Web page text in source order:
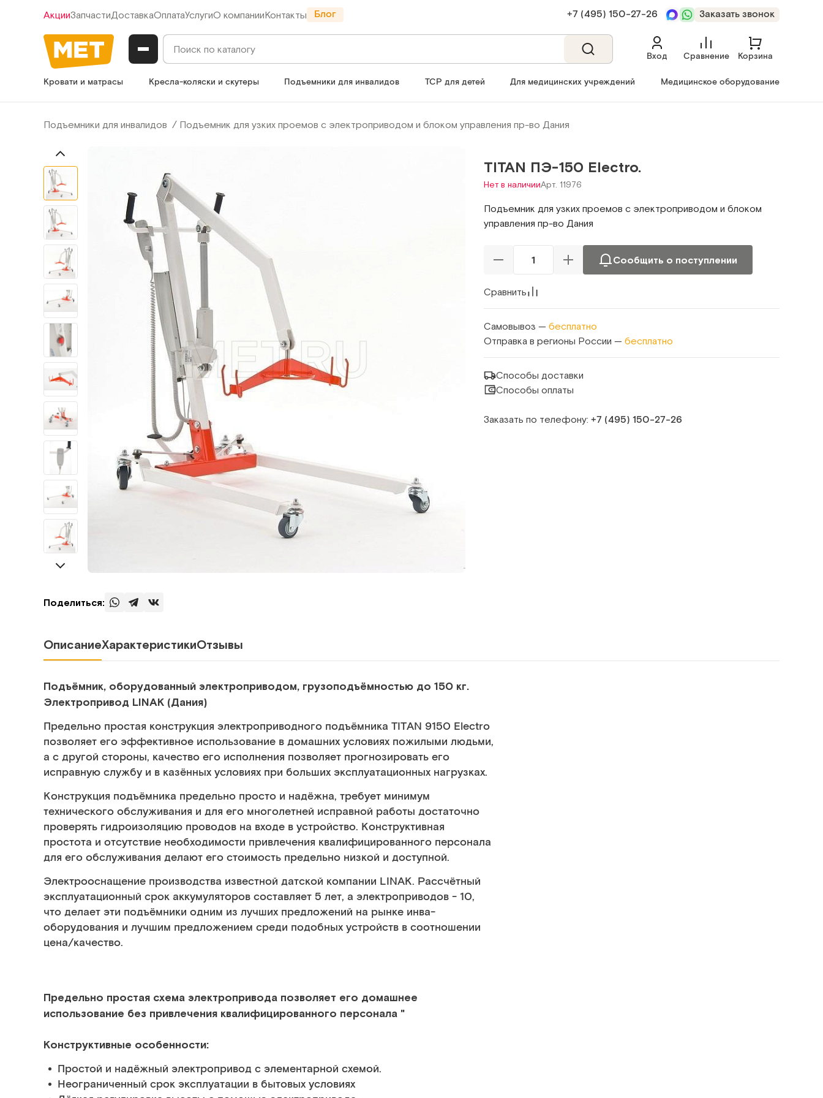
АкцииЗапчастиДоставкаОплатаУслугиО компанииКонтакты Блог +7 (495) 150‑27‑26 Заказать звонок
Вход Сравнение Корзина
Кровати и матрасы Кресла-коляски и скутеры Подъемники для инвалидов ТСР для детей Для медицинских учреждений Медицинское оборудование
Подъемники для инвалидов Подъемник для узких проемов с электроприводом и блоком управления пр-во Дания
Поделиться:
TITAN ПЭ-150 Electro.
Нет в наличииАрт. 11976
Подъемник для узких проемов с электроприводом и блоком
управления пр-во Дания
Сообщить о поступлении
Сравнить
Самовывоз — бесплатно
Отправка в регионы России — бесплатно
Способы доставки
Способы оплаты
Заказать по телефону: +7 (495) 150‑27‑26
ОписаниеХарактеристикиОтзывы
Подъёмник, оборудованный электроприводом, грузоподъёмностью до 150 кг.
Электропривод LINAK (Дания)
Предельно простая конструкция электроприводного подъёмника TITAN 9150 Electro
позволяет его эффективное использование в домашних условиях пожилыми людьми,
а с другой стороны, качество его исполнения позволяет прогнозировать его
исправную службу и в казённых условиях при больших эксплуатационных нагрузках.
Конструкция подъёмника предельно просто и надёжна, требует минимум
технического обслуживания и для его многолетней исправной работы достаточно
проверять гидроизоляцию проводов на входе в устройство. Конструктивная
простота и отсутствие необходимости привлечения квалифицированного персонала
для его обслуживания делают его стоимость предельно низкой и доступной.
Электрооснащение производства известной датской компании LINAK. Рассчётный
эксплуатационный срок аккумуляторов составляет 5 лет, а электроприводов - 10,
что делает эти подъёмники одним из лучших предложений на рынке инва-
оборудования и лучшим предложением среди подобных устройств в соотношении
цена/качество.
Предельно простая схема электропривода позволяет его домашнее
использование без привлечения квалифицированного персонала "
Конструктивные особенности:
Простой и надёжный электропривод с элементарной схемой.
Неограниченный срок эксплуатации в бытовых условиях